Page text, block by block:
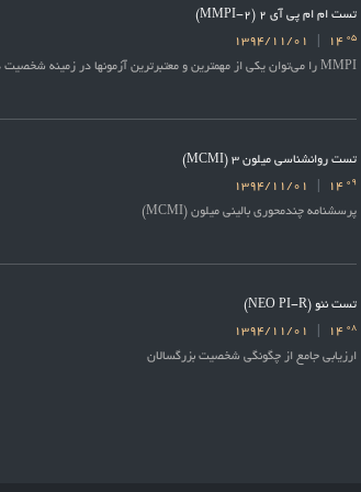
تست ام ام پی آی 2 (MMPI-2)
05
14
1394/11/01
MMPI را می‌توان یکی از مهمترین و معتبرترین آزمونها در زمینه شخصیت دانست
تست روانشناسی میلون 3 (MCMI)
09
14
1394/11/01
پرسشنامه چندمحوری بالینی میلون (MCMI)
تست نئو (NEO PI-R)
08
14
1394/11/01
ارزیابی جامع از چگونگی شخصیت بزرگسالان